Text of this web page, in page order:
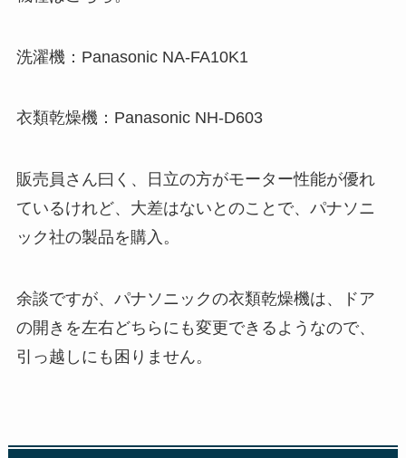
洗濯機：Panasonic NA-FA10K1
衣類乾燥機：Panasonic NH-D603
販売員さん曰く、日立の方がモーター性能が優れ
ているけれど、大差はないとのことで、パナソニ
ック社の製品を購入。
余談ですが、パナソニックの衣類乾燥機は、ドア
の開きを左右どちらにも変更できるようなので、
引っ越しにも困りません。